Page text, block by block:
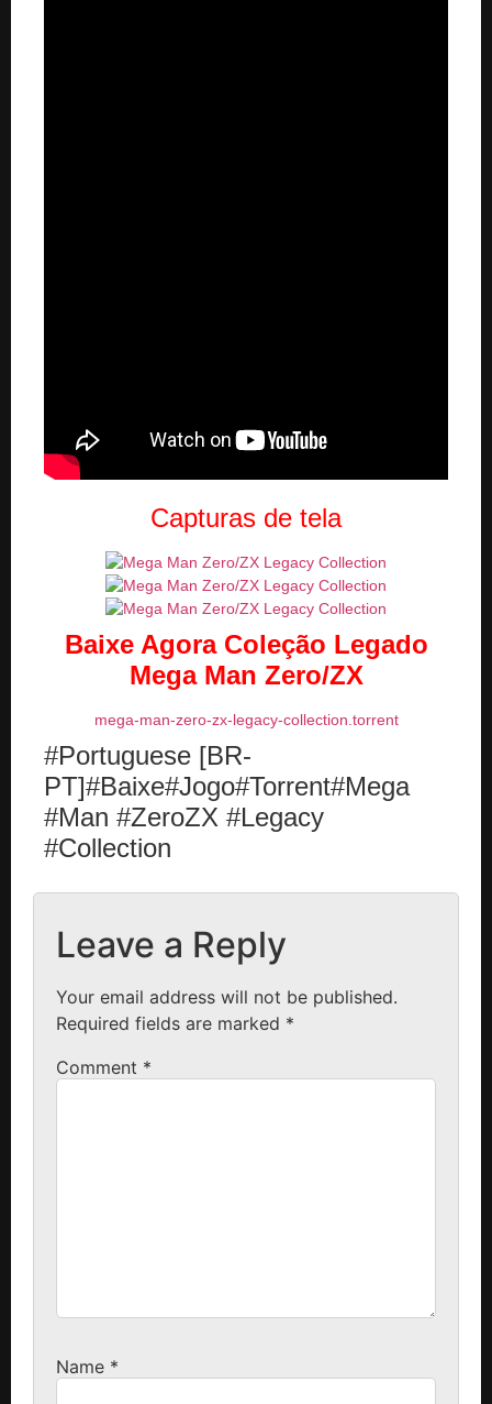
Capturas de tela
Baixe Agora Coleção Legado
Mega Man Zero/ZX
mega-man-zero-zx-legacy-collection.torrent
#Portuguese [BR-
PT]#Baixe#Jogo#Torrent#Mega
#Man #ZeroZX #Legacy
#Collection
Leave a Reply
Your email address will not be published.
Required fields are marked *
Comment *
Name *